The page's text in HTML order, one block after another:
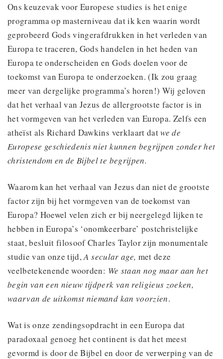
Ons keuzevak voor Europese studies is het enige
programma op masterniveau dat ik ken waarin wordt
geprobeerd Gods vingerafdrukken in het verleden van
Europa te traceren, Gods handelen in het heden van
Europa te onderscheiden en Gods doelen voor de
toekomst van Europa te onderzoeken. (Ik zou graag
meer van dergelijke programma’s horen!) Wij geloven
dat het verhaal van Jezus de allergrootste factor is in
het vormgeven van het verleden van Europa. Zelfs een
atheïst als Richard Dawkins verklaart datwe de
Europese geschiedenis niet kunnen begrijpen zonder het
christendom en de Bijbel te begrijpen.
Waarom kan het verhaal van Jezus dan niet de grootste
factor zijn bij het vormgeven van de toekomst van
Europa? Hoewel velen zich er bij neergelegd lijken te
hebben in Europa’s ‘onomkeerbare’ postchristelijke
staat, besluit filosoof Charles Taylor zijn monumentale
studie van onze tijd,A secular age, met deze
veelbetekenende woorden: We staan nog maar aan het
begin van een nieuw tijdperk van religieus zoeken,
waarvan de uitkomst niemand kan voorzien.
Wat is onze zendingsopdracht in een Europa dat
paradoxaal genoeg het continent is dat het meest
gevormd is door de Bijbel en door de verwerping van de